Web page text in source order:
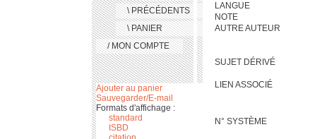
\ PRÉCÉDENTS
\ PANIER
/ MON COMPTE
Ajouter au panier
Sauvegarder/E-mail
Formats d'affichage :
standard
ISBD
LANGUE
NOTE
AUTRE AUTEUR
SUJET DÉRIVÉ
LIEN ASSOCIÉ
N° SYSTÈME